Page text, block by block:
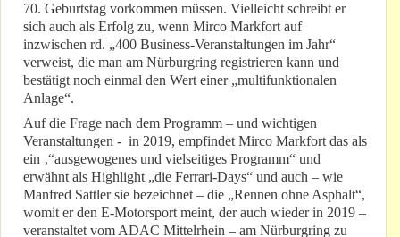
70. Geburtstag vorkommen müssen. Vielleicht schreibt er
sich auch als Erfolg zu, wenn Mirco Markfort auf
inzwischen rd. „400 Business-Veranstaltungen im Jahr“
verweist, die man am Nürburgring registrieren kann und
bestätigt noch einmal den Wert einer „multifunktionalen
Anlage“.
Auf die Frage nach dem Programm – und wichtigen
Veranstaltungen - in 2019, empfindet Mirco Markfort das als
ein ‚“ausgewogenes und vielseitiges Programm“ und
erwähnt als Highlight „die Ferrari-Days“ und auch – wie
Manfred Sattler sie bezeichnet – die „Rennen ohne Asphalt“,
womit er den E-Motorsport meint, der auch wieder in 2019 –
veranstaltet vom ADAC Mittelrhein – am Nürburgring zu